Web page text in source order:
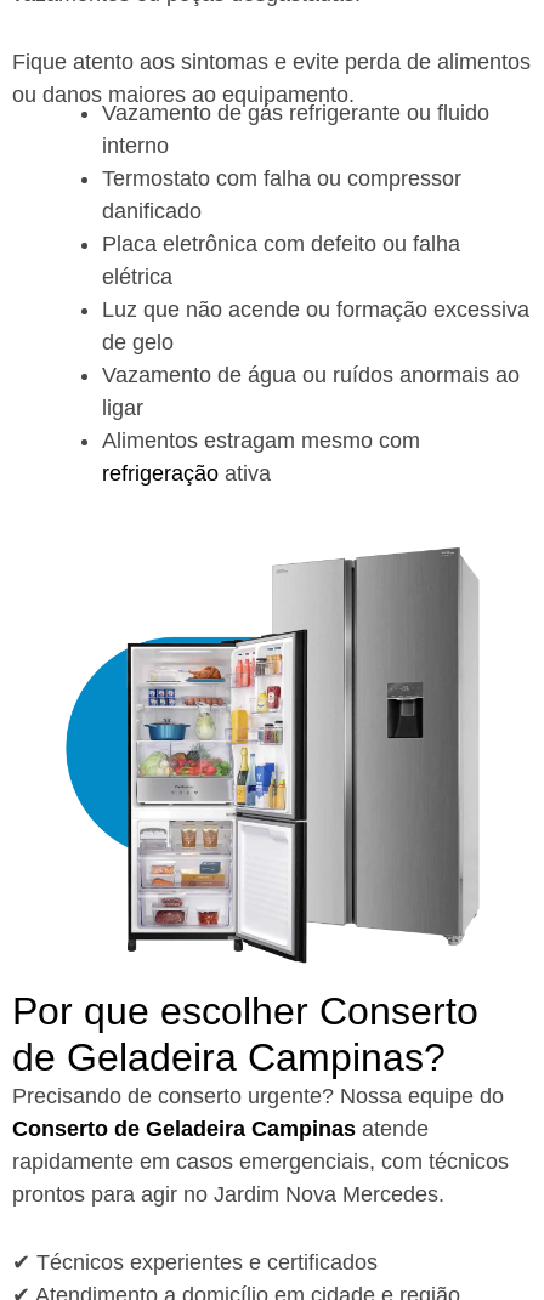
Fique atento aos sintomas e evite perda de alimentos
ou danos maiores ao equipamento.
Vazamento de gás refrigerante ou fluido
interno
Termostato com falha ou compressor
danificado
Placa eletrônica com defeito ou falha
elétrica
Luz que não acende ou formação excessiva
de gelo
Vazamento de água ou ruídos anormais ao
ligar
Alimentos estragam mesmo com
refrigeração ativa
Por que escolher Conserto
de Geladeira Campinas?​
Precisando de conserto urgente? Nossa equipe do
Conserto de Geladeira Campinas atende
rapidamente em casos emergenciais, com técnicos
prontos para agir no Jardim Nova Mercedes.
✔ Técnicos experientes e certificados
✔ Atendimento a domicílio em cidade e região